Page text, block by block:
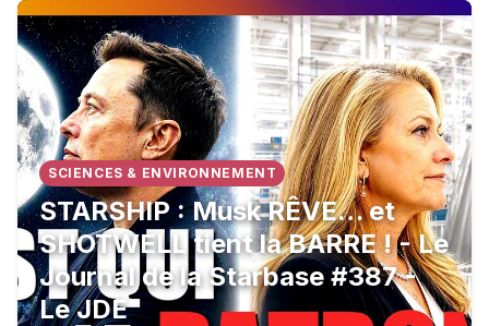
STARSHIP : Musk RÊVE… et SHOTWELL tient la
SCIENCES & ENVIRONNEMENT
STARSHIP : Musk RÊVE… et
SHOTWELL tient la BARRE ! - Le
Journal de la Starbase #387 -
Le JDE